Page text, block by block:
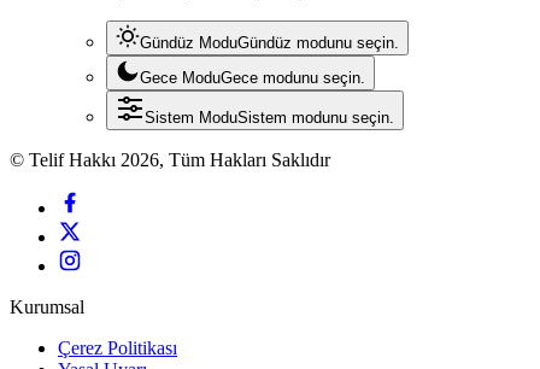
Gündüz ModuGündüz modunu seçin.
Gece ModuGece modunu seçin.
Sistem ModuSistem modunu seçin.
© Telif Hakkı 2026, Tüm Hakları Saklıdır
Kurumsal
Çerez Politikası